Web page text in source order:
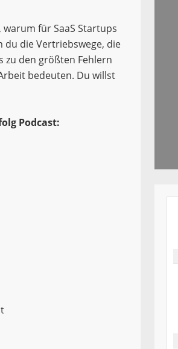
für SaaS Startups
die Vertriebswege, die
zu den größten Fehlern
bedeuten. Du willst
Podcast: